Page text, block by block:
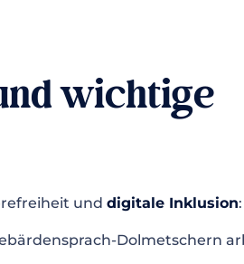
wichtige
und digitale Inklusion:
Dolmetschern